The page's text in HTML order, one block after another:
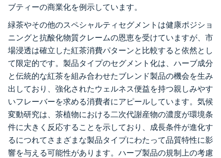
ブティーの商業化を例示しています。
緑茶やその他のスペシャルティセグメントは健康ポジショ
ニングと抗酸化物質クレームの恩恵を受けていますが、市
場浸透は確立した紅茶消費パターンと比較すると依然とし
て限定的です。製品タイプのセグメント化は、ハーブ成分
と伝統的な紅茶を組み合わせたブレンド製品の機会を生み
出しており、強化されたウェルネス便益を持つ親しみやす
いフレーバーを求める消費者にアピールしています。気候
変動研究は、茶植物における二次代謝産物の濃度が環境条
件に大きく反応することを示しており、成長条件が進化す
るにつれてさまざまな製品タイプにわたって品質特性に影
響を与える可能性があります。ハーブ製品の規制上の考慮